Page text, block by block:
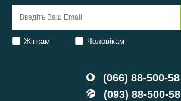
(066) 88-500-58
(093) 88-500-58
Жінкам Чоловікам